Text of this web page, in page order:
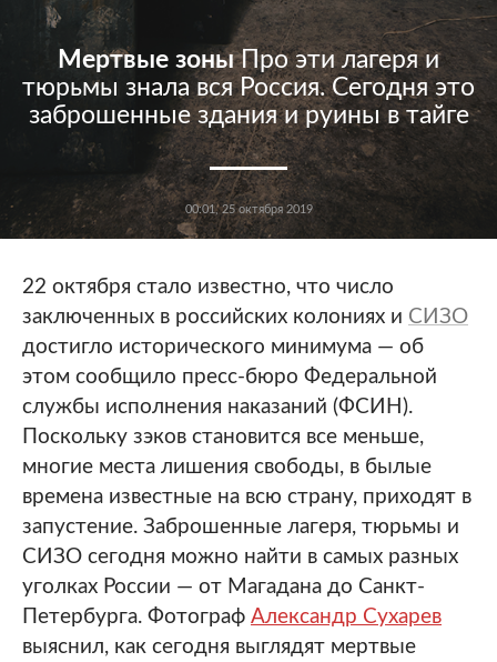
Мертвые зоны Про эти лагеря и
тюрьмы знала вся Россия. Сегодня это
заброшенные здания и руины в тайге
00:01, 25 октября 2019
22 октября стало известно, что число
заключенных в российских колониях и СИЗО
достигло исторического минимума — об
этом сообщило пресс-бюро Федеральной
службы исполнения наказаний (ФСИН).
Поскольку зэков становится все меньше,
многие места лишения свободы, в былые
времена известные на всю страну, приходят в
запустение. Заброшенные лагеря, тюрьмы и
СИЗО сегодня можно найти в самых разных
уголках России — от Магадана до Санкт-
Петербурга. Фотограф Александр Сухарев
выяснил, как сегодня выглядят мертвые